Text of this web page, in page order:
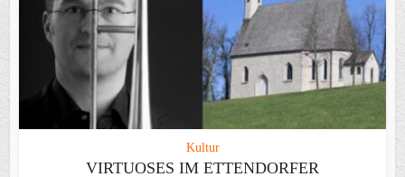
Kultur
VIRTUOSES IM ETTENDORFER